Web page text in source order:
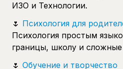
ИЗО и Технологии.
🌷 Психология для
Психология простым
границы, школу и
🌷 Обучение и творчество